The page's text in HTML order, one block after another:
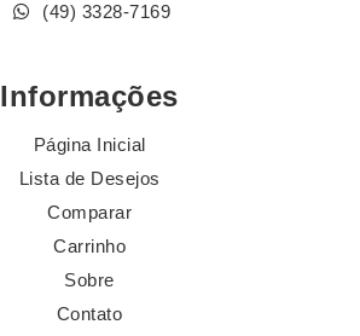
(49) 3328-7169
Informações
Página Inicial
Lista de Desejos
Comparar
Carrinho
Sobre
Contato